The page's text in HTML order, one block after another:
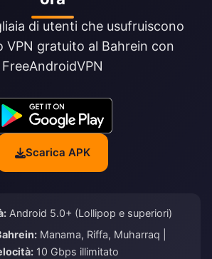
di utenti che usufruiscono
VPN gratuito al Bahrein con
FreeAndroidVPN
Scarica APK
Android 5.0+ (Lollipop e superiori)
Manama, Riffa, Muharraq |
10 Gbps illimitato